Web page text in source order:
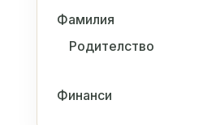
Фамилия
Родителство
Финанси